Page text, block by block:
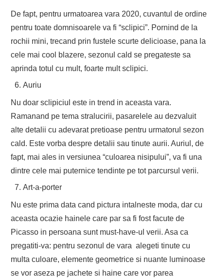
De fapt, pentru urmatoarea vara 2020, cuvantul de ordine
pentru toate domnisoarele va fi “sclipici”. Pornind de la
rochii mini, trecand prin fustele scurte delicioase, pana la
cele mai cool blazere, sezonul cald se pregateste sa
aprinda totul cu mult, foarte mult sclipici.
Auriu
Nu doar sclipiciul este in trend in aceasta vara.
Ramanand pe tema stralucirii, pasarelele au dezvaluit
alte detalii cu adevarat pretioase pentru urmatorul sezon
cald. Este vorba despre detalii sau tinute aurii. Auriul, de
fapt, mai ales in versiunea “culoarea nisipului”, va fi una
dintre cele mai puternice tendinte pe tot parcursul verii.
Art-a-porter
Nu este prima data cand pictura intalneste moda, dar cu
aceasta ocazie hainele care par sa fi fost facute de
Picasso in persoana sunt must-have-ul verii. Asa ca
pregatiti-va: pentru sezonul de vara alegeti tinute cu
multa culoare, elemente geometrice si nuante luminoase
se vor aseza pe jachete si haine care vor parea